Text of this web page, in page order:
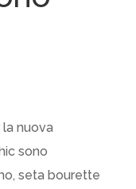
la nuova
sono
seta bourette